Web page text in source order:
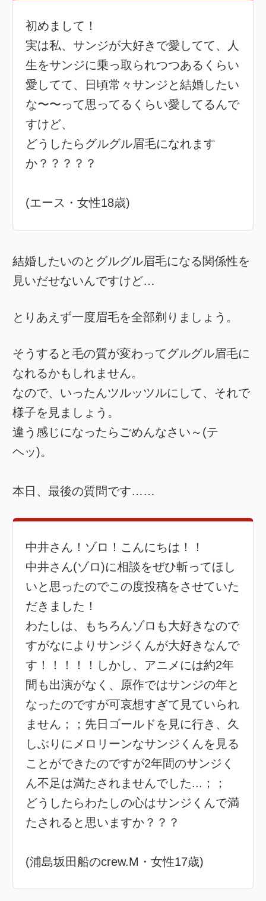
初めまして！
実は私、サンジが大好きで愛してて、人
生をサンジに乗っ取られつつあるくらい
愛してて、日頃常々サンジと結婚したい
な〜〜って思ってるくらい愛してるんで
すけど、
どうしたらグルグル眉毛になれます
か？？？？？
(エース・女性18歳)
結婚したいのとグルグル眉毛になる関係性を
見いだせないんですけど…
とりあえず一度眉毛を全部剃りましょう。
そうすると毛の質が変わってグルグル眉毛に
なれるかもしれません。
なので、いったんツルッツルにして、それで
様子を見ましょう。
違う感じになったらごめんなさい～(テ
ヘッ)。
本日、最後の質問です……
中井さん！ゾロ！こんにちは！！
中井さん(ゾロ)に相談をぜひ斬ってほし
いと思ったのでこの度投稿をさせていた
だきました！
わたしは、もちろんゾロも大好きなので
すがなによりサンジくんが大好きなんで
す！！！！！しかし、アニメには約2年
間も出演がなく、原作ではサンジの年と
なったのですが可哀想すぎて見ていられ
ません；；先日ゴールドを見に行き、久
しぶりにメロリーンなサンジくんを見る
ことができたのですが2年間のサンジく
ん不足は満たされませんでした...；；
どうしたらわたしの心はサンジくんで満
たされると思いますか？？？
(浦島坂田船のcrew.M・女性17歳)